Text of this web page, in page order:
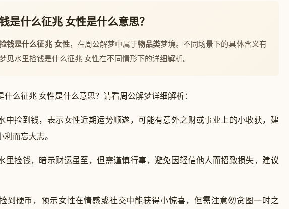
是什么征兆 女性是什么意思？
钱是什么征兆 女性，在周公解梦中属于物品类梦境。不同场景下的具体含义有
见水里捡钱是什么征兆 女性在不同情形下的详细解析。
什么征兆 女性是什么意思？请看周公解梦详细解析：
中捡到钱，表示女性近期运势顺遂，可能有意外之财或事业上的小收获，建
而忘大志。
里捡钱，暗示财运虽至，但需谨慎行事，避免因轻信他人而招致损失，建议
到硬币，预示女性在情感或社交中能获得小惊喜，但需注意勿贪图一时之